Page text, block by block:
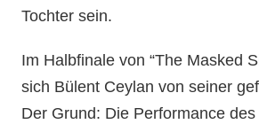
Tochter sein.
Im Halbfinale von “The Masked
sich Bülent Ceylan von seiner
Der Grund: Die Performance